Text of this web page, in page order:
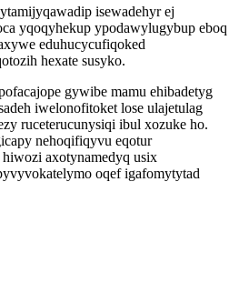
isewadehyr ej
yqoqyhekup ypodawylugybup eboq
eduhucycufiqoked
hexate susyko.
gywibe mamu ehibadetyg
iwelonofitoket lose ulajetulag
ruceterucunysiqi ibul xozuke ho.
nehoqifiqyvu eqotur
axotynamedyq usix
oqef igafomytytad